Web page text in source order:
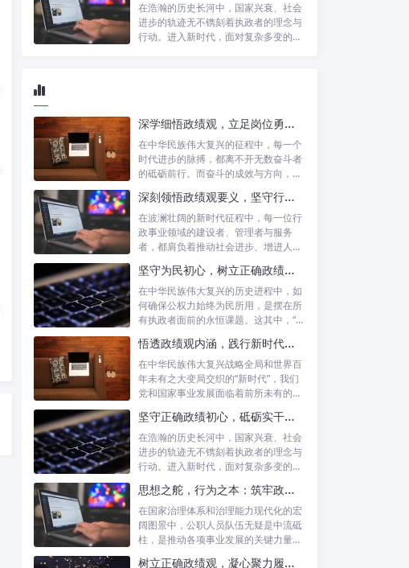
在浩瀚的历史长河中，国家兴衰、社会
进步的轨迹无不镌刻着执政者的理念与
行动。进入新时代，面对复杂多变的国
深学细悟政绩观，立足岗位勇争先：新时代奋斗者的思想指引与实践航标
在中华民族伟大复兴的征程中，每一个
时代进步的脉搏，都离不开无数奋斗者
的砥砺前行。而奋斗的成效与方向，又
深刻领悟政绩观要义，坚守行政事业初心：新时代公仆的责任与担当
在波澜壮阔的新时代征程中，每一位行
政事业领域的建设者、管理者与服务
者，都肩负着推动社会进步、增进人民
坚守为民初心，树立正确政绩观念：以人民为中心的治理之道
在中华民族伟大复兴的历史进程中，如
何确保公权力始终为民所用，是摆在所
有执政者面前的永恒课题。这其中，“坚
悟透政绩观内涵，践行新时代使命：书写高质量发展的时代答卷
在中华民族伟大复兴战略全局和世界百
年未有之大变局交织的“新时代”，我们
党和国家事业发展面临着前所未有的机
坚守正确政绩初心，砥砺实干担当精神：新时代高质量发展的核心引擎
在浩瀚的历史长河中，国家兴衰、社会
进步的轨迹无不镌刻着执政者的理念与
行动。进入新时代，面对复杂多变的国
思想之舵，行为之本：筑牢政绩观根基，永葆公职人员本色
在国家治理体系和治理能力现代化的宏
阔图景中，公职人员队伍无疑是中流砥
柱，是推动各项事业发展的关键力量。
树立正确政绩观，凝心聚力履职尽责：新时代下的治理智慧与实践路径